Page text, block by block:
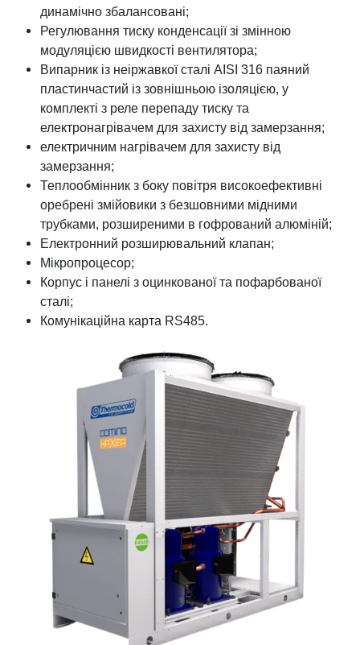
динамічно збалансовані;
Регулювання тиску конденсації зі змінною
модуляцією швидкості вентилятора;
Випарник із неіржавкої сталі AISI 316 паяний
пластинчастий із зовнішньою ізоляцією, у
комплекті з реле перепаду тиску та
електронагрівачем для захисту від замерзання;
електричним нагрівачем для захисту від
замерзання;
Теплообмінник з боку повітря високоефективні
оребрені змійовики з безшовними мідними
трубками, розширеними в гофрований алюміній;
Електронний розширювальний клапан;
Мікропроцесор;
Корпус і панелі з оцинкованої та пофарбованої
сталі;
Комунікаційна карта RS485.